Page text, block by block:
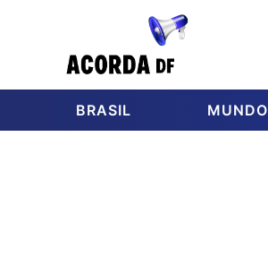
BRASIL MUNDO